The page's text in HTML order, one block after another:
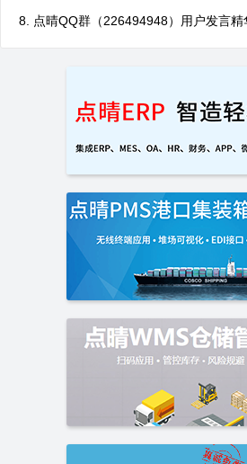
点晴QQ群（226494948）用户发言精